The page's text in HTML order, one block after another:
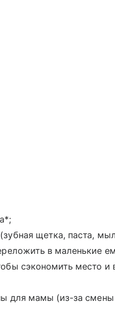
щетка, паста,
в маленькие
сэкономить место и
для мамы (из-за